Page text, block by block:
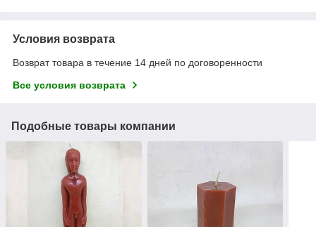
Условия возврата
Возврат товара в течение 14 дней по договоренности
Все условия возврата
Подобные товары компании